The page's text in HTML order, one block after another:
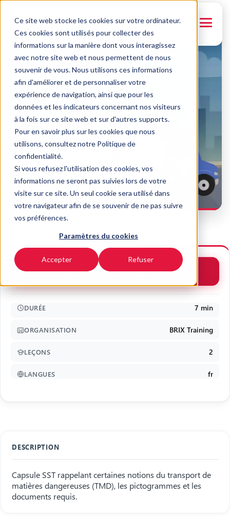
Ce site web stocke les cookies sur votre ordinateur.
Ces cookies sont utilisés pour collecter des
informations sur la manière dont vous interagissez
avec notre site web et nous permettent de nous
souvenir de vous. Nous utilisons ces informations
afin d'améliorer et de personnaliser votre
expérience de navigation, ainsi que pour les
données et les indicateurs concernant nos visiteurs
à la fois sur ce site web et sur d'autres supports.
Pour en savoir plus sur les cookies que nous
utilisons, consultez notre Politique de
confidentialité.
Si vous refusez l'utilisation des cookies, vos
informations ne seront pas suivies lors de votre
visite sur ce site. Un seul cookie sera utilisé dans
votre navigateur afin de se souvenir de ne pas suivre
vos préférences.
Paramètres du cookies
Accepter Refuser
ENGLISH
← Retour aux formations
FR
BRIX TRAINING
Pause SST Transport des
matières dangereuses
(TMD) (gratuite)
DESCRIPTION
Capsule SST rappelant certaines notions du transport de
matières dangereuses (TMD), les pictogrammes et les
documents requis.
Commencer l'essai gratuit
DURÉE 7 min
ORGANISATION BRIX Training
LEÇONS 2
LANGUES fr